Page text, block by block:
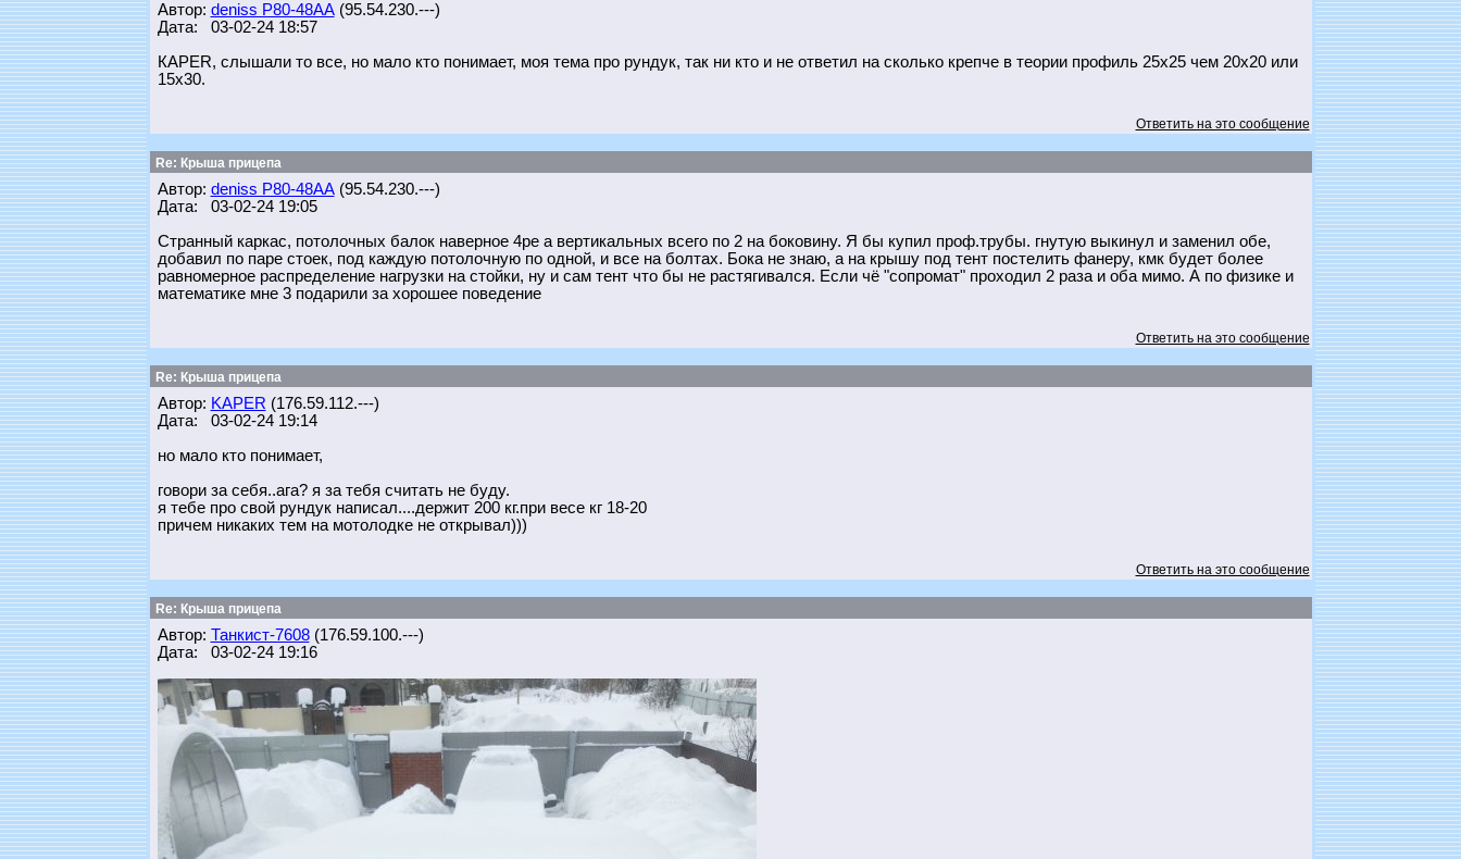
Автор: deniss Р80-48АА(95.54.230.---)
Дата: 03-02-24 18:57
КАPER, слышали то все, но мало кто понимает, моя тема про рундук, так ни кто и не ответил на сколько крепче в теории профиль 25х25 чем 20х20 или
15х30.
Ответить на это сообщение
Re: Крыша прицепа
Автор: deniss Р80-48АА(95.54.230.---)
Дата: 03-02-24 19:05
Странный каркас, потолочных балок наверное 4ре а вертикальных всего по 2 на боковину. Я бы купил проф.трубы. гнутую выкинул и заменил обе,
добавил по паре стоек, под каждую потолочную по одной, и все на болтах. Бока не знаю, а на крышу под тент постелить фанеру, кмк будет более
равномерное распределение нагрузки на стойки, ну и сам тент что бы не растягивался. Если чё "сопромат" проходил 2 раза и оба мимо. А по физике и
математике мне 3 подарили за хорошее поведение
Ответить на это сообщение
Re: Крыша прицепа
Автор: KAPER (176.59.112.---)
Дата: 03-02-24 19:14
но мало кто понимает,
говори за себя..ага? я за тебя считать не буду.
я тебе про свой рундук написал....держит 200 кг.при весе кг 18-20
причем никаких тем на мотолодке не открывал)))
Ответить на это сообщение
Re: Крыша прицепа
Автор: Танкист-7608(176.59.100.---)
Дата: 03-02-24 19:16